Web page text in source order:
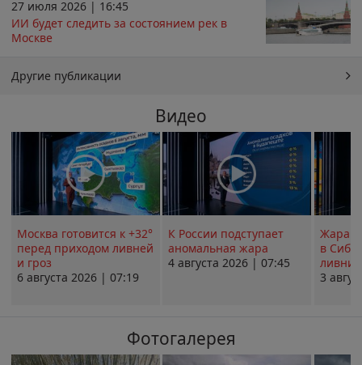
27 июля 2026 | 16:45
ИИ будет следить за состоянием рек в
Москве
Другие публикации
Видео
Москва готовится к +32°
перед приходом ливней
и гроз
6 августа 2026 | 07:19
К России подступает
аномальная жара
4 августа 2026 | 07:45
Жара в
в
ливни
3
Фотогалерея